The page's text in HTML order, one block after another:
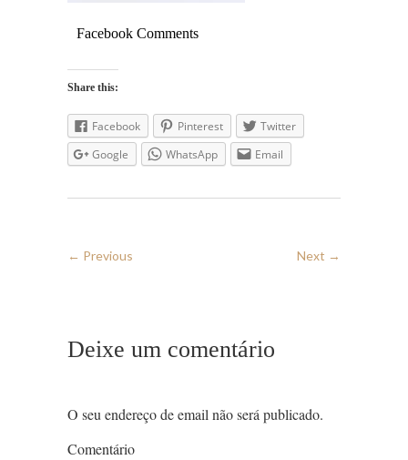
Facebook Comments
Share this:
Facebook Pinterest
Twitter
Google
WhatsApp Email
← Previous Next →
Deixe um comentário
O seu endereço de email não será publicado.
Comentário